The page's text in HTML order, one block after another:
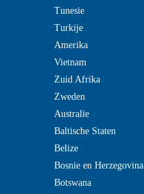
Tunesie
Turkije
Amerika
Vietnam
Zuid Afrika
Zweden
Australie
Baltische Staten
Belize
Bosnie en Herzegovina
Botswana